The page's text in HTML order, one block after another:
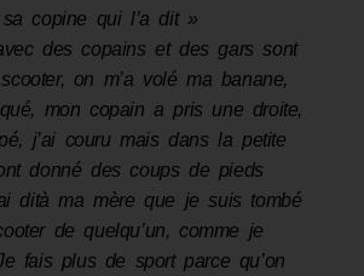
sa copine qui l’a dit »
des copains et des gars sont
on m’a volé ma banane,
mon copain a pris une droite,
, j’ai couru mais dans la petite
donné des coups de pieds
dità ma mère que je suis tombé
de quelqu’un, comme je
fais plus de sport parce qu’on